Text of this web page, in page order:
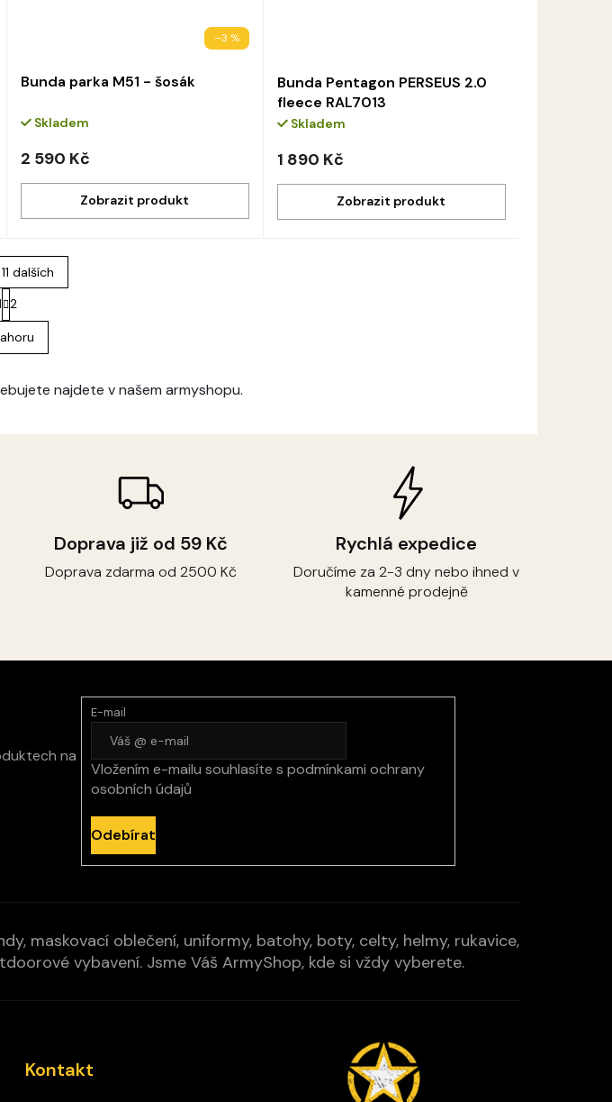
–3 %
Bunda parka M51 - šosák
Skladem
2 590 Kč
Bunda Pentagon PERSEUS 2.0
fleece RAL7013
Skladem
1 890 Kč
O
v
l
d
a
í
dalších
S
t
r
á
n
o
n
2
najdete v našem armyshopu.
Doprava již od 59 Kč
Doprava zdarma od 2500 Kč
Rychlá expedice
Doručíme za 2-3 dny nebo ihned v
kamenné prodejně
na
E-mail
Vložením e-mailu souhlasíte s podmínkami ochrany
osobních údajů
Odebírat
maskovací oblečení, uniformy, batohy, boty, celty, helmy, rukavice,
vybavení. Jsme Váš ArmyShop, kde si vždy vyberete.
Kontakt